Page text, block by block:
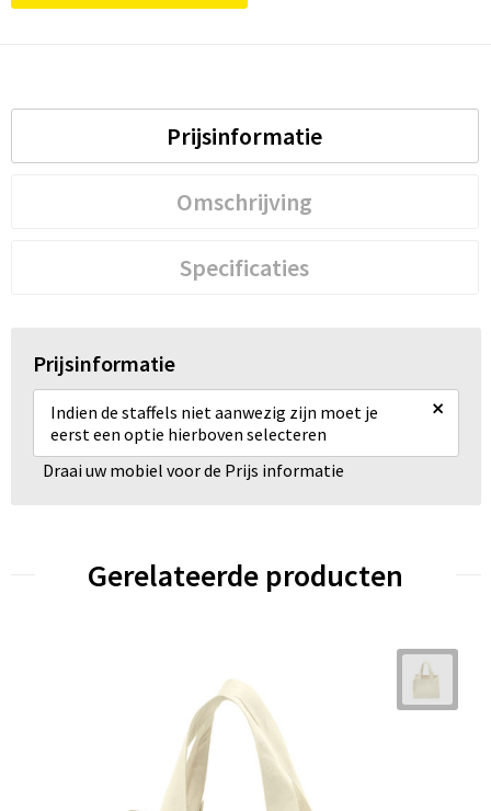
Prijsinformatie
Omschrijving
Specificaties
Prijsinformatie
Indien de staffels niet aanwezig zijn moet je
eerst een optie hierboven selecteren
×
Draai uw mobiel voor de Prijs informatie
Gerelateerde producten